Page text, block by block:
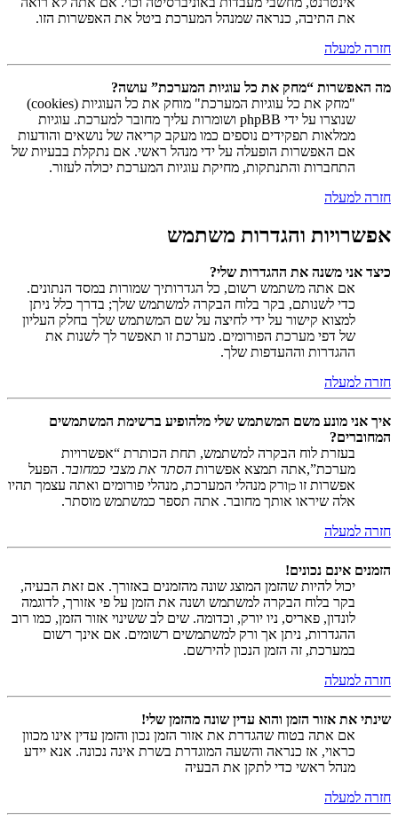
את התיבה, כנראה שמנהל המערכת ביטל את האפשרות הזו.
חזרה למעלה
מה האפשרות “מחק את כל עוגיות המערכת” עושה?
"מחק את כל עוגיות המערכת" מוחק את כל העוגיות (cookies)
שנוצרו על ידי phpBB ושומרות עליך מחובר למערכת. עוגיות
ממלאות תפקידים נוספים כמו מעקב קריאה של נושאים והודעות
אם האפשרות הופעלה על ידי מנהל ראשי. אם נתקלת בבעיות של
התחברות והתנתקות, מחיקת עוגיות המערכת יכולה לעזור.
חזרה למעלה
אפשרויות והגדרות משתמש
כיצד אני משנה את ההגדרות שלי?
אם אתה משתמש רשום, כל הגדרותיך שמורות במסד הנתונים.
כדי לשנותם, בקר בלוח הבקרה למשתמש שלך; בדרך כלל ניתן
למצוא קישור על ידי לחיצה על שם המשתמש שלך בחלק העליון
של דפי מערכת הפורומים. מערכת זו תאפשר לך לשנות את
ההגדרות וההעדפות שלך.
חזרה למעלה
איך אני מונע משם המשתמש שלי מלהופיע ברשימת המשתמשים
המחוברים?
בעזרת לוח הבקרה למשתמש, תחת הכותרת “אפשרויות
מערכת”,אתה תמצא אפשרות הסתר את מצבי כמחובר. הפעל
אפשרות זו כןורק מנהלי המערכת, מנהלי פורומים ואתה עצמך תהיו
אלה שיראו אותך מחובר. אתה תספר כמשתמש מוסתר.
חזרה למעלה
הזמנים אינם נכונים!
יכול להיות שהזמן המוצג שונה מהזמנים באזורך. אם זאת הבעיה,
בקר בלוח הבקרה למשתמש ושנה את הזמן על פי אזורך, לדוגמה
לונדון, פאריס, ניו יורק, וכדומה. שים לב ששינוי אזור הזמן, כמו רוב
ההגדרות, ניתן אך ורק למשתמשים רשומים. אם אינך רשום
במערכת, זה הזמן הנכון להירשם.
חזרה למעלה
שינתי את אזור הזמן והוא עדין שונה מהזמן שלי!
אם אתה בטוח שהגדרת את אזור הזמן נכון והזמן עדין אינו מכוון
כראוי, אז כנראה והשעה המוגדרת בשרת אינה נכונה. אנא יידע
מנהל ראשי כדי לתקן את הבעיה
חזרה למעלה